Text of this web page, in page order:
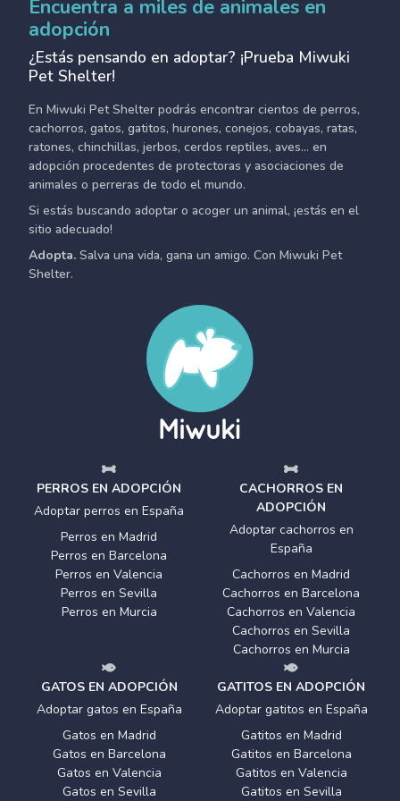
Encuentra a miles de animales en
adopción
¿Estás pensando en adoptar? ¡Prueba Miwuki
Pet Shelter!
En Miwuki Pet Shelter podrás encontrar cientos de perros,
cachorros, gatos, gatitos, hurones, conejos, cobayas, ratas,
ratones, chinchillas, jerbos, cerdos reptiles, aves... en
adopción procedentes de protectoras y asociaciones de
animales o perreras de todo el mundo.
Si estás buscando adoptar o acoger un animal, ¡estás en el
sitio adecuado!
Adopta. Salva una vida, gana un amigo. Con Miwuki Pet
Shelter.
PERROS EN ADOPCIÓN
Adoptar perros en España
Perros en Madrid
Perros en Barcelona
Perros en Valencia
Perros en Sevilla
Perros en Murcia
CACHORROS EN
ADOPCIÓN
Adoptar cachorros en
España
Cachorros en Madrid
Cachorros en Barcelona
Cachorros en Valencia
Cachorros en Sevilla
Cachorros en Murcia
GATOS EN ADOPCIÓN
Adoptar gatos en España
Gatos en Madrid
Gatos en Barcelona
Gatos en Valencia
Gatos en Sevilla
GATITOS EN ADOPCIÓN
Adoptar gatitos en España
Gatitos en Madrid
Gatitos en Barcelona
Gatitos en Valencia
Gatitos en Sevilla